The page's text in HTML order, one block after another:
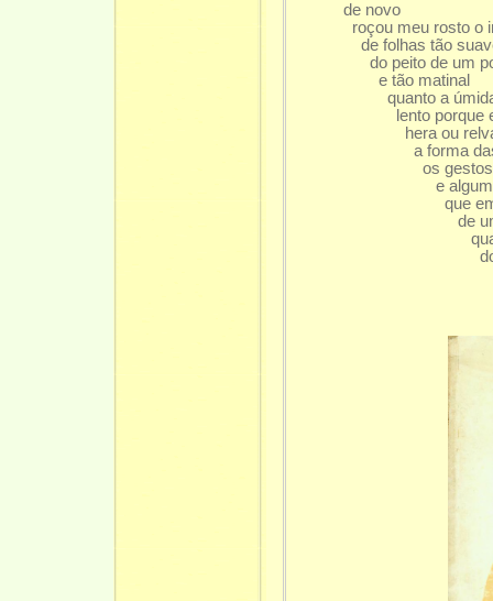
de novo
roçou meu rosto o
de folhas tão
do peito de um
e tão matinal
quanto a úmida
lento porque
hera ou relva
a forma das
os gestos
e algum
que em nós
de um
quando
dos